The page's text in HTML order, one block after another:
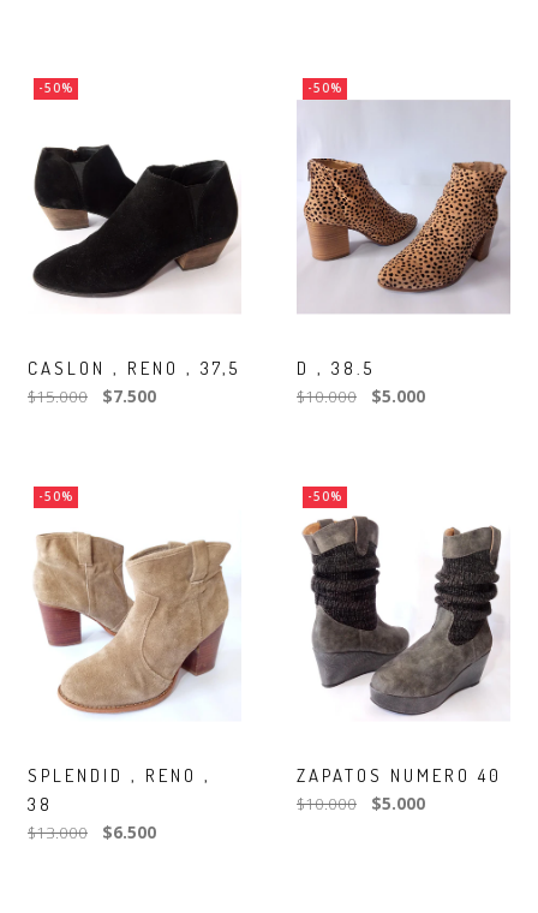
-50%
CASLON , RENO , 37,5
$15.000 $7.500
-50%
D , 38.5
$10.000 $5.000
-50%
SPLENDID , RENO ,
38
$13.000 $6.500
-50%
ZAPATOS NUMERO 40
$10.000 $5.000